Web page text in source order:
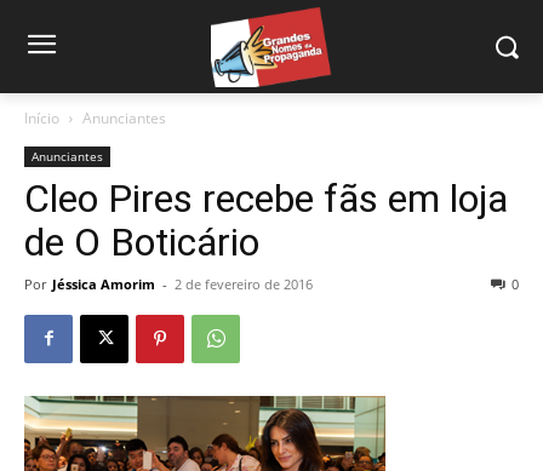
Início Anunciantes
Anunciantes
Cleo Pires recebe fãs em loja
de O Boticário
Por Jéssica Amorim - 2 de fevereiro de 2016 0